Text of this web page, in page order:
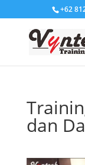
+62
dan